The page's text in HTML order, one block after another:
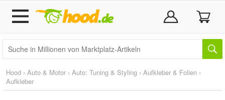
Hood › Auto & Motor › Auto: Tuning & Styling › Aufkleber & Folien ›
Aufkleber